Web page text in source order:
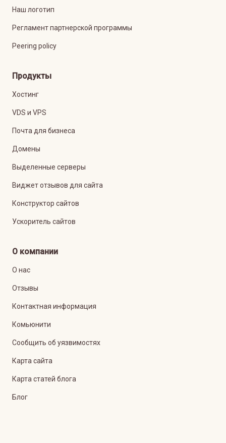
Наш логотип
Регламент партнерской программы
Peering policy
Продукты
Хостинг
VDS и VPS
Почта для бизнеса
Домены
Выделенные серверы
Виджет отзывов для сайта
Конструктор сайтов
Ускоритель сайтов
О компании
О нас
Отзывы
Контактная информация
Комьюнити
Сообщить об уязвимостях
Карта сайта
Карта статей блога
Блог